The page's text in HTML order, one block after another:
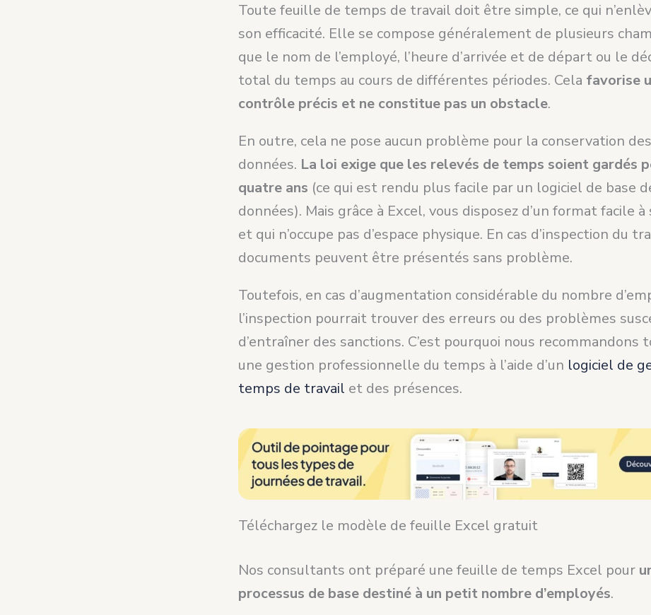
Toute feuille de temps de travail doit être simple, ce qui
son efficacité. Elle se compose généralement de plusieurs
que le nom de l’employé, l’heure d’arrivée et de départ ou le
total du temps au cours de différentes périodes. Cela favorise
contrôle précis et ne constitue pas un obstacle.
En outre, cela ne pose aucun problème pour la conservation des
données. La loi exige que les relevés de temps soient gardés
quatre ans (ce qui est rendu plus facile par un logiciel de base
données). Mais grâce à Excel, vous disposez d’un format facile
et qui n’occupe pas d’espace physique. En cas d’inspection du
documents peuvent être présentés sans problème.
Toutefois, en cas d’augmentation considérable du nombre
l’inspection pourrait trouver des erreurs ou des problèmes
d’entraîner des sanctions. C’est pourquoi nous recommandons
une gestion professionnelle du temps à l’aide d’un logiciel de
temps de travail et des présences.
Téléchargez le modèle de feuille Excel gratuit
Nos consultants ont préparé une feuille de temps Excel pour
processus de base destiné à un petit nombre d’employés.